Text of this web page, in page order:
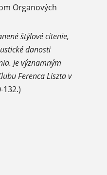
Organových
štýlové cítenie,
danosti
Je významným
Ferenca Liszta v